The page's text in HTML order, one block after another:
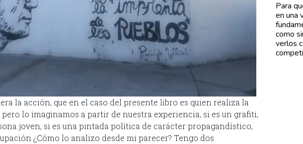
la acción, que en el caso del presente libro es quien realiza la
lo imaginamos a partir de nuestra experiencia, si es un grafiti,
joven, si es una pintada política de carácter propagandístico,
¿Cómo lo analizo desde mi parecer? Tengo dos
Para
en una
como
verlos